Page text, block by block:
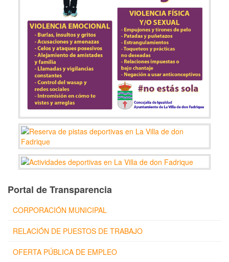
Portal de Transparencia
CORPORACIÓN MUNICIPAL
RELACIÓN DE PUESTOS DE TRABAJO
OFERTA PÚBLICA DE EMPLEO